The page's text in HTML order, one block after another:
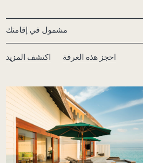
مشمول في إقامتك
اكتشف المزيد احجز هذه الغرفة